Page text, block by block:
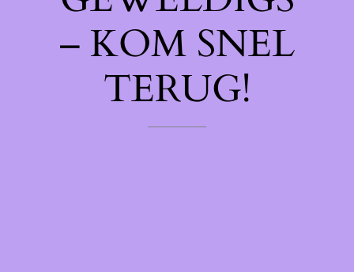
– KOM SNEL
TERUG!